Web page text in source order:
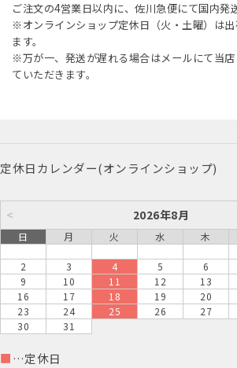
ご注文の4営業日以内に、佐川急便にて国内発
※オンラインショップ定休日（火・土曜）は
ます。
※万が一、発送が遅れる場合はメールにて当
ていただきます。
定休日カレンダー(オンラインショップ)
< 2026年8月
日 月 火 水 木
2
3 4 5 6
9
10 11 12 13
16
17 18 19 20
23
24 25 26 27
30
31
■ …定休日